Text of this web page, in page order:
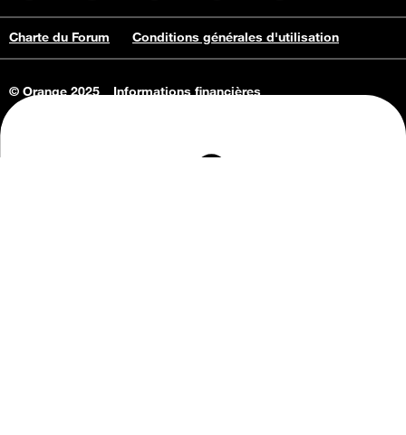
Charte du Forum Conditions générales d'utilisation
© Orange 2025
Informations financières